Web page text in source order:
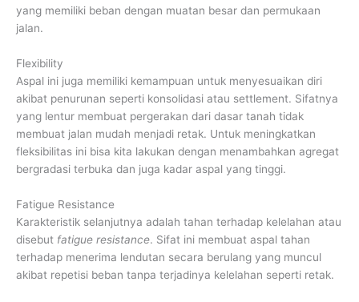
yang memiliki beban dengan muatan besar dan permukaan
jalan.
Flexibility
Aspal ini juga memiliki kemampuan untuk menyesuaikan diri
akibat penurunan seperti konsolidasi atau settlement. Sifatnya
yang lentur membuat pergerakan dari dasar tanah tidak
membuat jalan mudah menjadi retak. Untuk meningkatkan
fleksibilitas ini bisa kita lakukan dengan menambahkan agregat
bergradasi terbuka dan juga kadar aspal yang tinggi.
Fatigue Resistance
Karakteristik selanjutnya adalah tahan terhadap kelelahan atau
disebut fatigue resistance. Sifat ini membuat aspal tahan
terhadap menerima lendutan secara berulang yang muncul
akibat repetisi beban tanpa terjadinya kelelahan seperti retak.